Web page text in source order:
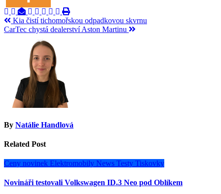
Navigace
pro
příspěvek
Kia čistí tichomořskou odpadkovou skvrnu
CarTec chystá dealerství Aston Martinu
By Natálie Handlová
Related Post
Ceny novinek Elektromobily News Testy Tiskovky
Novináři testovali Volkswagen ID.3 Neo pod Oblíkem